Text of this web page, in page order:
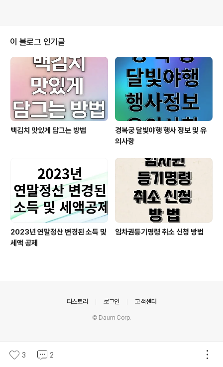
이 블로그 인기글
백김치 맛있게 담그는 방법
경복궁 달빛야행 행사 정보 및 유
의사항
2023년 연말정산 변경된 소득 및
세액 공제
임차권등기명령 취소 신청 방법
3 2
티스토리 로그인 고객센터
© Daum Corp.